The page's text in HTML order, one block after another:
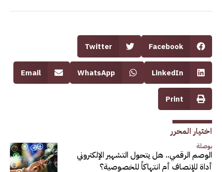
Facebook
Twitter
LinkedIn
WhatsApp
Email
Print
اختيار المحرر
بوصلة
الوصم الرقمي.. هل يتحول التشهير الإلكتروني
أداة للإنصاف أم انتهاكاً للخصوصية؟